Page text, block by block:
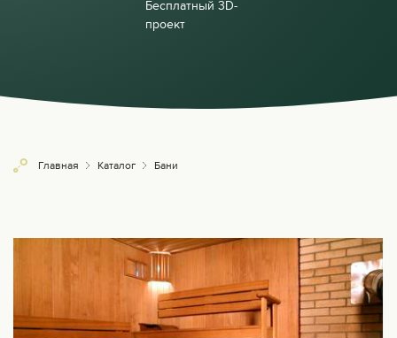
Бесплатный 3D-
проект
Главная Каталог Бани